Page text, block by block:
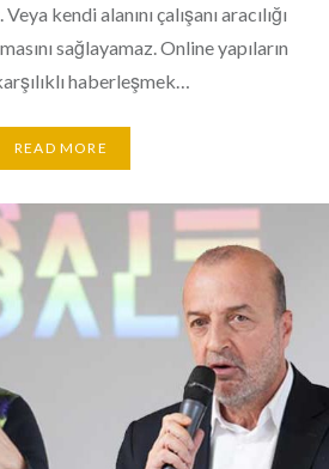
kendi alanını çalışanı aracılığı
sağlayamaz. Online yapıların
haberleşmek…
READ MORE